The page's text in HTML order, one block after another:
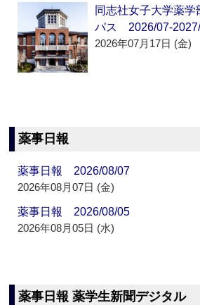
同志社女子大学薬
パス 2026/07-
2026年07月17日 (金)
薬事日報
薬事日報 2026/08/07
2026年08月07日 (金)
薬事日報 2026/08/05
2026年08月05日 (水)
薬事日報 薬学生新聞デジタル